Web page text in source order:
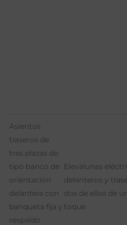
Asientos
traseros de
tres plazas de
tipo banco de
orientación
delantera con
banqueta fija y
respaldo
Elevalunas
delanteros y
dos de ellos de
toque